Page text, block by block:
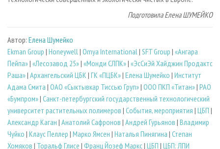
Подготовила Елена ШУМЕЙКО
Автор: Елена Шумейко
Ekman Group | Honeywell | Omya International | SFT Group | «Ангара
Пейпа»| «Лесозавод 25»| «Монди СЛПК»| «ЭсСиЭй Хайджин Продактс
Раша»| Архангельский ЦБК | ГК «ПЦБК»| Елена Шумейко | Институт
Адама Смита | ОАО «Сыктывкар Тиссью Груп»| ООО ПКП «Титан»| РАО
«Бумпром»| Санкт-петербургский государственный технологический
университет растительных полимеров | События, мероприятия | ЦБП |
Александр Каган | Анатолий Сафронов | Андрей Гурьянов | Владимир
Чуйко | Клаус Пеллер | Марко Ямсен | Наталья Пинягина | Степан
Хомяков | Торальф Глисе | Франц Йозеф Маркс| ЦБП | ЦБП: ЛПИ